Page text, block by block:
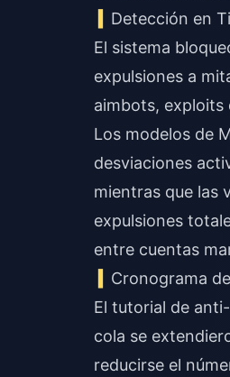
Detección en
El sistema
expulsiones a
aimbots, exploits
Los modelos de
desviaciones
mientras que las
expulsiones
entre cuentas
Cronograma
El tutorial de
cola se
reducirse el